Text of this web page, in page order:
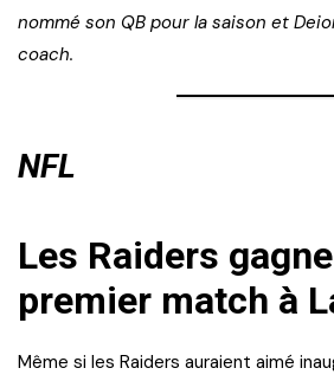
nommé son QB pour la saison et
coach.
NFL
Les Raiders
premier match à
Même si les Raiders auraient aimé